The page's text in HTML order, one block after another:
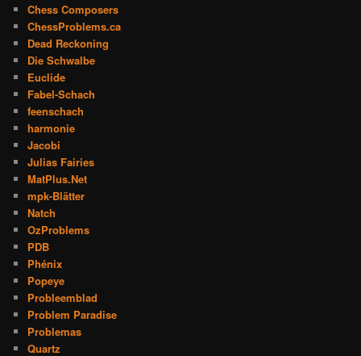
Chess Composers
ChessProblems.ca
Dead Reckoning
Die Schwalbe
Euclide
Fabel-Schach
feenschach
harmonie
Jacobi
Julias Fairies
MatPlus.Net
mpk-Blätter
Natch
OzProblems
PDB
Phénix
Popeye
Probleemblad
Problem Paradise
Problemas
Quartz